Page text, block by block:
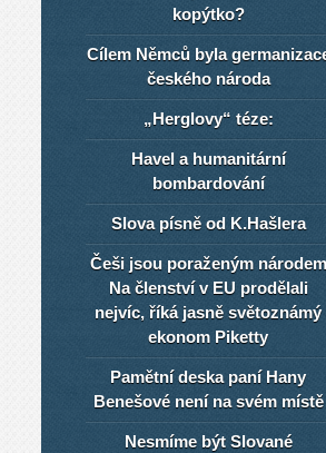
kopýtko?
Cílem Němců byla
českého národa
„Herglovy“ téze:
Havel a humanitární
bombardování
Slova písně od K.Hašlera
Češi jsou poraženým národem
Na členství v EU prodělali
nejvíc, říká jasně světoznámý
ekonom Piketty
Pamětní deska paní Hany
Benešové není na svém místě
Nesmíme být Slované